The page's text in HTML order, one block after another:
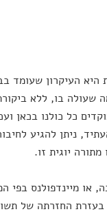
העיקרון שעומד
שעולה בו, ללא
כל כולנו בכאן
ניתן להגיע
יוגית זו.
או מיינדפולנס בפי
החזרתה של